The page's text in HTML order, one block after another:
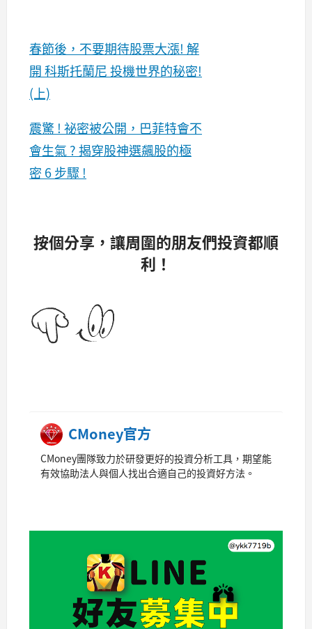
春節後，不要期待股票大漲! 解
開 科斯托蘭尼 投機世界的秘密!
(上)
震驚 ! 祕密被公開，巴菲特會不
會生氣 ? 揭穿股神選飆股的極
密 6 步驟 !
按個分享，讓周圍的朋友們投資都順
利！
CMoney官方
CMoney團隊致力於研發更好的投資分析工具，期望能
有效協助法人與個人找出合適自己的投資好方法。